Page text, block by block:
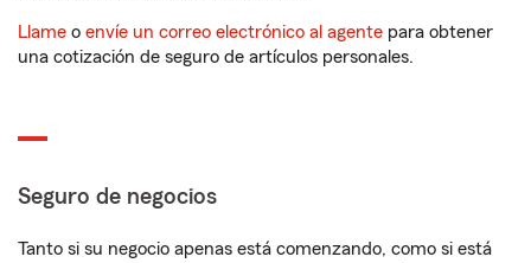
Llame o envíe un correo electrónico al agente para obtener
una cotización de seguro de artículos personales.
Seguro de negocios
Tanto si su negocio apenas está comenzando, como si está